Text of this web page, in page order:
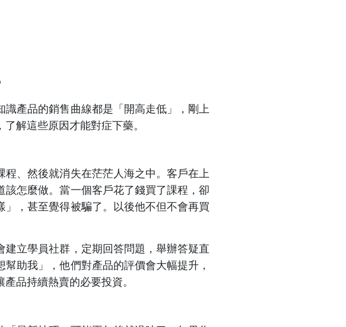
產品的銷售曲線都是「開高走低」，剛上
解這些原因才能對症下藥。
、然後就消失在茫茫人海之中。客戶在上
怎麼做。當一個客戶花了錢買了課程，卻
，甚至覺得被騙了。以後他不但不會再買
立學員社群，定期回答問題，舉辦答疑直
助我」，他們對產品的評價會大幅提升，
品持續熱賣的必要投資。